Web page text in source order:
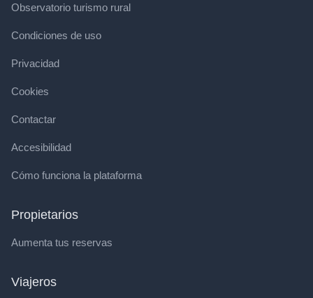
Observatorio turismo rural
Condiciones de uso
Privacidad
Cookies
Contactar
Accesibilidad
Cómo funciona la plataforma
Propietarios
Aumenta tus reservas
Viajeros